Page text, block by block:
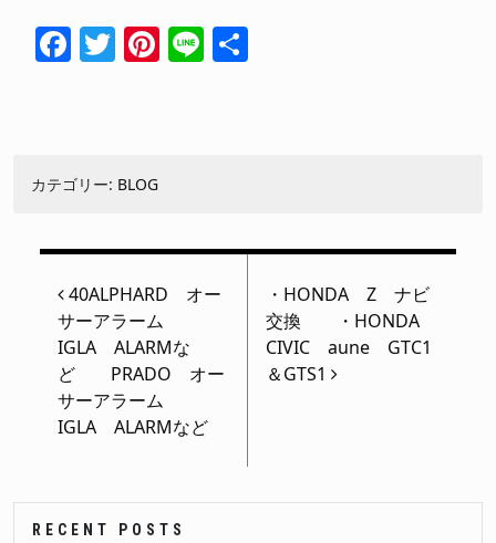
Facebook
Twitter
Pinterest
Line
カテゴリー: BLOG
投稿ナビゲーション
40ALPHARD オー
サーアラーム
IGLA ALARMな
ど PRADO オー
サーアラーム
IGLA ALARMなど
・HONDA Z ナビ
交換 ・HONDA
CIVIC aune GTC1
＆GTS1
RECENT POSTS